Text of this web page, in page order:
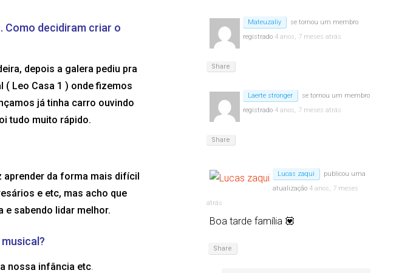
Como decidiram criar o
depois a galera pediu pra
Leo Casa 1 ) onde fizemos
já tinha carro ouvindo
tudo muito rápido.
aprender da forma mais difícil
e etc, mas acho que
sabendo lidar melhor.
nossa infância etc.
Mateuzaliy
se tornou um membro
registrado 4 anos, 7 meses atrás
Share
Laerte stronger
se tornou um membro
registrado 4 anos, 7 meses atrás
Share
Lucas zaqui
publicou uma
atualização 4 anos, 7 meses
atrás
Boa tarde família 💟
Share